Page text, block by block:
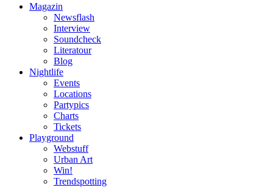
Magazin
Newsflash
Interview
Soundcheck
Literatour
Blog
Nightlife
Events
Locations
Partypics
Charts
Tickets
Playground
Webstuff
Urban Art
Win!
Trendspotting